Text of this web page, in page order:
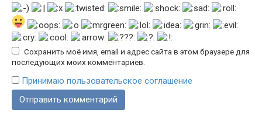
Сохранить моё имя, email и адрес сайта в этом браузере для
последующих моих комментариев.
Принимаю пользовательское соглашение